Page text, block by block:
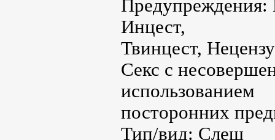
Предупреждения:
Инцест,
Твинцест,
Секс с
использованием
посторонних
Тип/вид: Слеш